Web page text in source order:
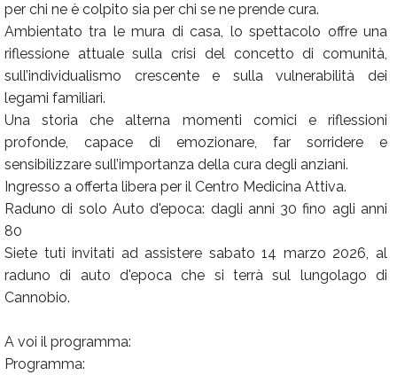
per chi ne è colpito sia per chi se ne prende cura.
Ambientato tra le mura di casa, lo spettacolo offre una
riflessione attuale sulla crisi del concetto di comunità,
sull’individualismo crescente e sulla vulnerabilità dei
legami familiari.
Una storia che alterna momenti comici e riflessioni
profonde, capace di emozionare, far sorridere e
sensibilizzare sull’importanza della cura degli anziani.
Ingresso a offerta libera per il Centro Medicina Attiva.
Raduno di solo Auto d'epoca: dagli anni 30 fino agli anni
80
Siete tuti invitati ad assistere sabato 14 marzo 2026, al
raduno di auto d'epoca che si terrà sul lungolago di
Cannobio.
A voi il programma:
Programma: